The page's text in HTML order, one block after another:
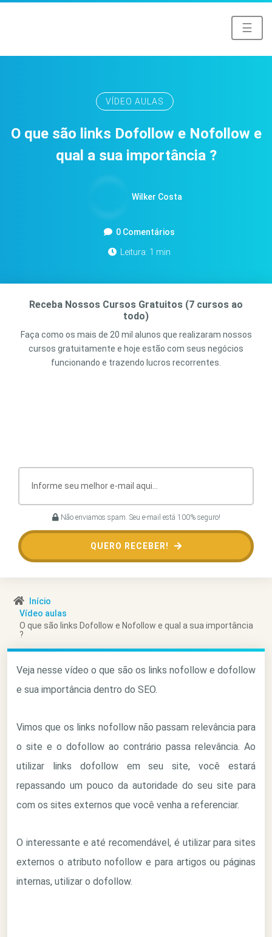
☰
VÍDEO AULAS
O que são links Dofollow e Nofollow e
qual a sua importância ?
Wilker Costa
0 Comentários
Leitura: 1 min
Receba Nossos Cursos Gratuitos (7 cursos ao
todo)
Faça como os mais de 20 mil alunos que realizaram nossos
cursos gratuitamente e hoje estão com seus negócios
funcionando e trazendo lucros recorrentes.
Não enviamos spam. Seu e-mail está 100% seguro!
QUERO RECEBER!
Início
Vídeo aulas
O que são links Dofollow e Nofollow e qual a sua importância
?
Veja nesse vídeo o que são os links nofollow e dofollow
e sua importância dentro do SEO.
Vimos que os links nofollow não passam relevância para
o site e o dofollow ao contrário passa relevância. Ao
utilizar links dofollow em seu site, você estará
repassando um pouco da autoridade do seu site para
com os sites externos que você venha a referenciar.
O interessante e até recomendável, é utilizar para sites
externos o atributo nofollow e para artigos ou páginas
internas, utilizar o dofollow.